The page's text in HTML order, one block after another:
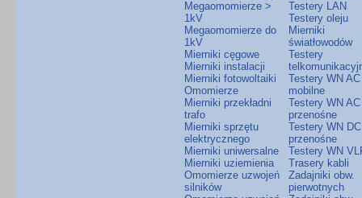
Megaomomierze >
1kV
Megaomomierze do
1kV
Mierniki cęgowe
Mierniki instalacji
Mierniki fotowoltaiki
Omomierze
Mierniki przekładni
trafo
Mierniki sprzętu
elektrycznego
Mierniki uniwersalne
Mierniki uziemienia
Omomierze uzwojeń
silników
Testery LAN
Testery oleju
Mierniki
światłowodów
Testery
Testery WN AC
mobilne
Testery WN AC
przenośne
Testery WN DC
przenośne
Testery WN
Trasery kabli
Zadajniki obw.
pierwotnych